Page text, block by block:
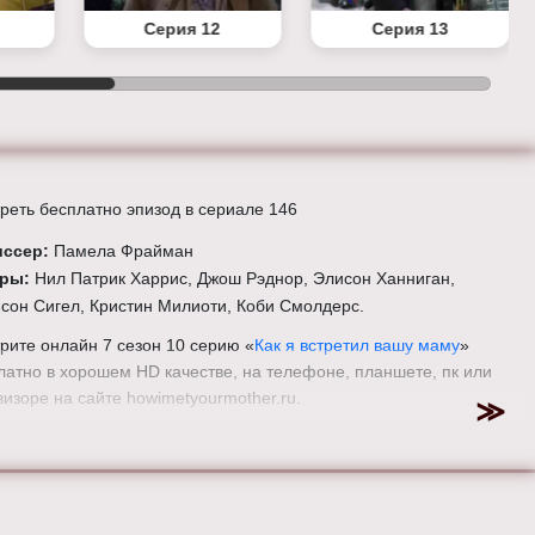
Серия 12 Серия 13
бесплатно эпизод в сериале 146
Памела Фрайман
Нил Патрик Харрис, Джош Рэднор, Элисон Ханниган,
Сигел, Кристин Милиоти, Коби Смолдерс.
онлайн 7 сезон 10 серию «Как я встретил вашу маму»
в хорошем HD качестве, на телефоне, планшете, пк или
на сайте howimetyourmother.ru.